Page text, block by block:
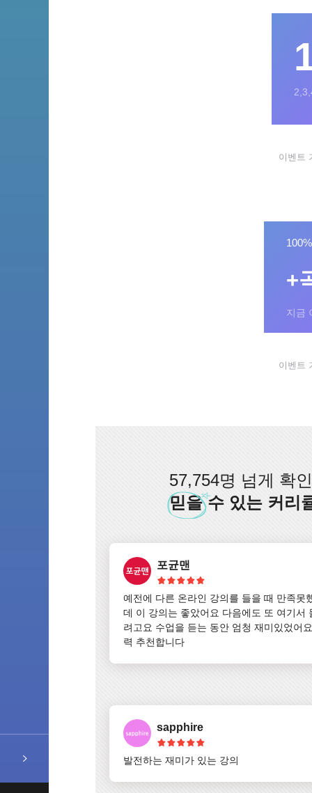
이벤트
+
지금
이벤트
57,754명 넘게 확
믿을수 있는 커리
포균맨
예전에 다른 온라인 강의를 들을 때 만족못
데 이 강의는 좋았어요 다음에도 또 여기서
려고요 수업을 듣는 동안 엄청 재미있었어
력 추천합니다
sapphire
발전하는 재미가 있는 강의